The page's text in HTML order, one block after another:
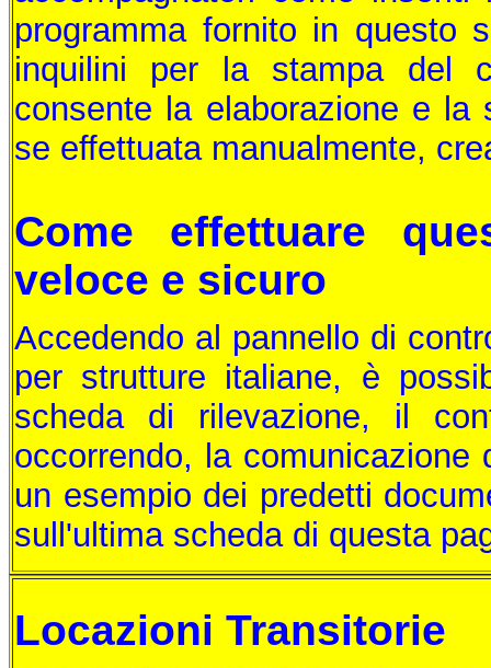
programma fornito in questo
inquilini per la stampa del
consente la elaborazione e
se effettuata manualmente,
Come effettuare
veloce e sicuro
Accedendo al pannello di
per strutture italiane, è
scheda di rilevazione, il
occorrendo, la
un esempio dei predetti
sull'ultima scheda di questa
Locazioni Transitorie